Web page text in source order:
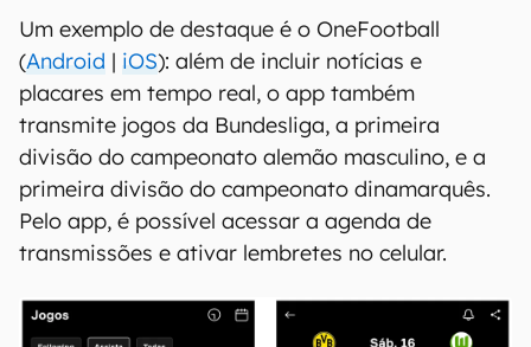
Um exemplo de destaque é o OneFootball
(Android | iOS): além de incluir notícias e
placares em tempo real, o app também
transmite jogos da Bundesliga, a primeira
divisão do campeonato alemão masculino, e a
primeira divisão do campeonato dinamarquês.
Pelo app, é possível acessar a agenda de
transmissões e ativar lembretes no celular.